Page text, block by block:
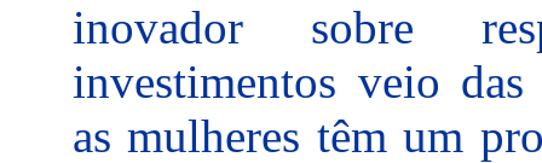
inovador sobre
investimentos veio
as mulheres têm um